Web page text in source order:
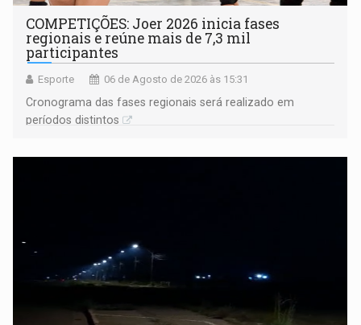
COMPETIÇÕES: Joer 2026 inicia fases
regionais e reúne mais de 7,3 mil
participantes
Esporte 06 de Agosto de 2026 às 15:31
Cronograma das fases regionais será realizado em
períodos distintos